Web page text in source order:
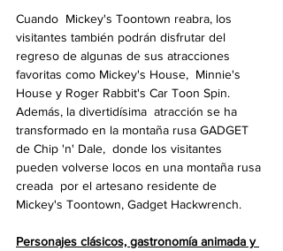
Cuando  Mickey's Toontown reabra, los
visitantes también podrán disfrutar del
regreso de algunas de sus atracciones
favoritas como Mickey's House,  Minnie's
House y Roger Rabbit's Car Toon Spin.
Además, la divertidísima  atracción se ha
transformado en la montaña rusa GADGET
de Chip 'n' Dale,  donde los visitantes
pueden volverse locos en una montaña rusa
creada  por el artesano residente de
Mickey's Toontown, Gadget Hackwrench.
Personajes clásicos, gastronomía animada y